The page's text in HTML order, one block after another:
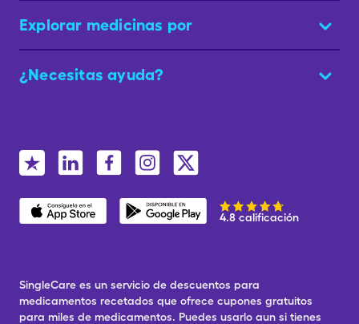
Explorar medicinas por
¿Necesitas ayuda?
4.8 calificación
SingleCare es un servicio de descuentos para
medicamentos recetados que ofrece cupones gratuitos
para miles de medicamentos. Puedes usarlo aun si tienes